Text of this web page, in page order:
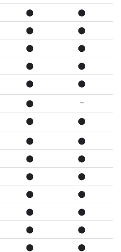
⬤ ⬤
⬤ ⬤
⬤ ⬤
⬤ ⬤
⬤ ⬤
⬤ —
⬤ ⬤
⬤ ⬤
⬤ ⬤
⬤ ⬤
⬤ ⬤
⬤ ⬤
⬤ ⬤
⬤ ⬤